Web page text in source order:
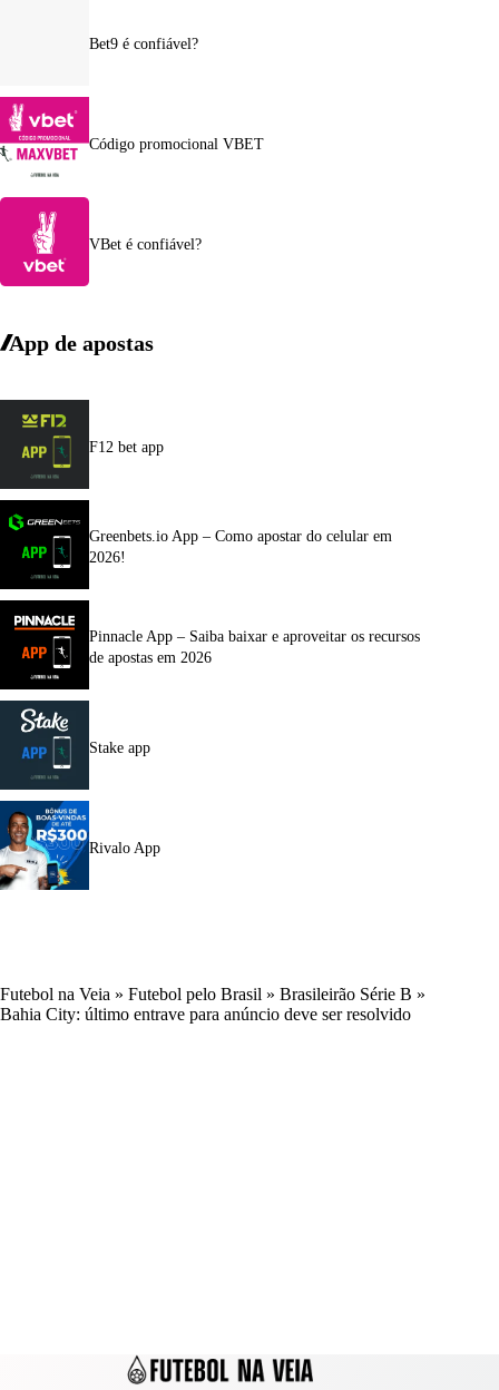
Bet9 é confiável?
Código promocional VBET
VBet é confiável?
App de apostas
F12 bet app
Greenbets.io App – Como apostar do celular em
2026!
Pinnacle App – Saiba baixar e aproveitar os recursos
de apostas em 2026
Stake app
Rivalo App
Futebol na Veia » Futebol pelo Brasil » Brasileirão Série B »
Bahia City: último entrave para anúncio deve ser resolvido